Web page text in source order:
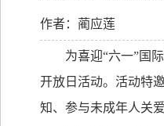
作者：蔺应莲
为喜迎“六一”国
开放日活动。活动特
知、参与未成年人关